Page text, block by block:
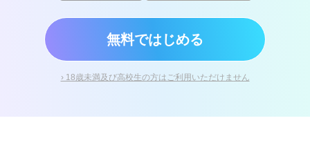
無料ではじめる
› 18歳未満及び高校生の方はご利用いただけません